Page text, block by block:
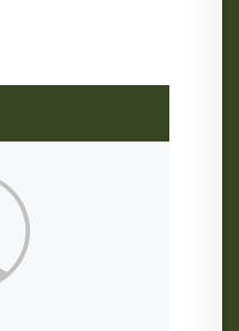
à l’adresse mail :
Vous avez
réclamation auprès